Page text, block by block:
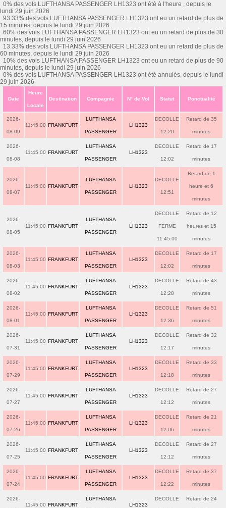
0% des vols LUFTHANSA PASSENGER LH1323 ont été à l'heure , depuis le
lundi 29 juin 2026
93.33% des vols LUFTHANSA PASSENGER LH1323 ont eu un retard de plus de
15 minutes, depuis le lundi 29 juin 2026
60% des vols LUFTHANSA PASSENGER LH1323 ont eu un retard de plus de 30
minutes, depuis le lundi 29 juin 2026
13.33% des vols LUFTHANSA PASSENGER LH1323 ont eu un retard de plus de
60 minutes, depuis le lundi 29 juin 2026
10% des vols LUFTHANSA PASSENGER LH1323 ont eu un retard de plus de 90
minutes, depuis le lundi 29 juin 2026
0% des vols LUFTHANSA PASSENGER LH1323 ont été annulés, depuis le lundi
29 juin 2026
Date
Heure
Locale
Destination Compagnie N° de Vol Statut Ponctualité
2026-
08-09
11:45:00 FRANKFURT
LUFTHANSA
PASSENGER
LH1323
DECOLLE
12:20
Retard de 35
minutes
2026-
08-08
11:45:00 FRANKFURT
LUFTHANSA
PASSENGER
LH1323
DECOLLE
12:02
Retard de 17
minutes
2026-
08-07
11:45:00 FRANKFURT
LUFTHANSA
PASSENGER
LH1323
DECOLLE
12:51
Retard de 1
heure et 6
minutes
2026-
08-05
11:45:00 FRANKFURT
LUFTHANSA
PASSENGER
LH1323
DECOLLE
FERME
11:45:00
Retard de 12
heures et 15
minutes
2026-
08-03
11:45:00 FRANKFURT
LUFTHANSA
PASSENGER
LH1323
DECOLLE
12:02
Retard de 17
minutes
2026-
08-02
11:45:00 FRANKFURT
LUFTHANSA
PASSENGER
LH1323
DECOLLE
12:28
Retard de 43
minutes
2026-
08-01
11:45:00 FRANKFURT
LUFTHANSA
PASSENGER
LH1323
DECOLLE
12:36
Retard de 51
minutes
2026-
07-31
11:45:00 FRANKFURT
LUFTHANSA
PASSENGER
LH1323
DECOLLE
12:17
Retard de 32
minutes
2026-
07-29
11:45:00 FRANKFURT
LUFTHANSA
PASSENGER
LH1323
DECOLLE
12:18
Retard de 33
minutes
2026-
07-27
11:45:00 FRANKFURT
LUFTHANSA
PASSENGER
LH1323
DECOLLE
12:12
Retard de 27
minutes
2026-
07-26
11:45:00 FRANKFURT
LUFTHANSA
PASSENGER
LH1323
DECOLLE
12:06
Retard de 21
minutes
2026-
07-25
11:45:00 FRANKFURT
LUFTHANSA
PASSENGER
LH1323
DECOLLE
12:12
Retard de 27
minutes
2026-
07-24
11:45:00 FRANKFURT
LUFTHANSA
PASSENGER
LH1323
DECOLLE
12:22
Retard de 37
minutes
2026-
11:45:00 FRANKFURT
LUFTHANSA
LH1323
DECOLLE Retard de 24